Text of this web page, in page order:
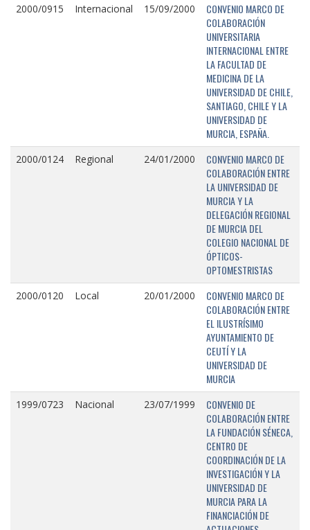
2000/0915 Internacional 15/09/2000
CONVENIO MARCO DE
COLABORACIÓN
UNIVERSITARIA
INTERNACIONAL ENTRE
LA FACULTAD DE
MEDICINA DE LA
UNIVERSIDAD DE CHILE,
SANTIAGO, CHILE Y LA
UNIVERSIDAD DE
MURCIA, ESPAÑA.
2000/0124 Regional 24/01/2000
CONVENIO MARCO DE
COLABORACIÓN ENTRE
LA UNIVERSIDAD DE
MURCIA Y LA
DELEGACIÓN REGIONAL
DE MURCIA DEL
COLEGIO NACIONAL DE
ÓPTICOS-
OPTOMESTRISTAS
2000/0120 Local 20/01/2000
CONVENIO MARCO DE
COLABORACIÓN ENTRE
EL ILUSTRÍSIMO
AYUNTAMIENTO DE
CEUTÍ Y LA
UNIVERSIDAD DE
MURCIA
1999/0723 Nacional 23/07/1999
CONVENIO DE
COLABORACIÓN ENTRE
LA FUNDACIÓN SÉNECA,
CENTRO DE
COORDINACIÓN DE LA
INVESTIGACIÓN Y LA
UNIVERSIDAD DE
MURCIA PARA LA
FINANCIACIÓN DE